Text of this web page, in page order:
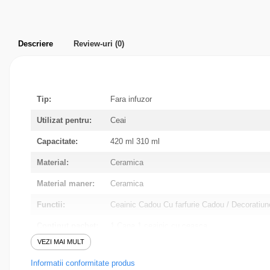
Descriere Review-uri (0)
Tip: Fara infuzor
Utilizat pentru: Ceai
Capacitate: 420 ml 310 ml
Material: Ceramica
Material maner: Ceramica
Functii: Ceainic Cadou Cu farfurie Cadou /
Culoare:
Colectie: Ceainic
VEZI MAI MULT
Informatii conformitate produs